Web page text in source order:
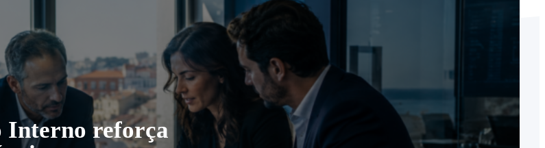
Interno reforça